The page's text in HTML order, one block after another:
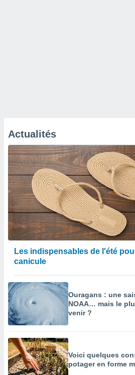
Actualités
Les indispensables de l'été
canicule
Ouragans : une
NOAA… mais le
venir ?
Voici quelques
potager en forme